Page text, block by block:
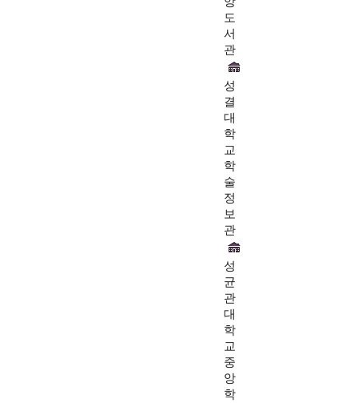
도
서
관
성
결
대
학
교
학
술
정
보
관
성
균
관
대
학
교
중
앙
학